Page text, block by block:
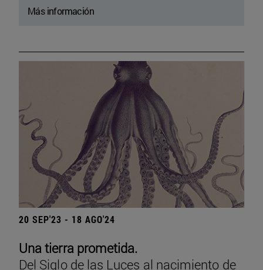
Más información
20 SEP'23 - 18 AGO'24
Una tierra prometida.
Del Siglo de las Luces al nacimiento de